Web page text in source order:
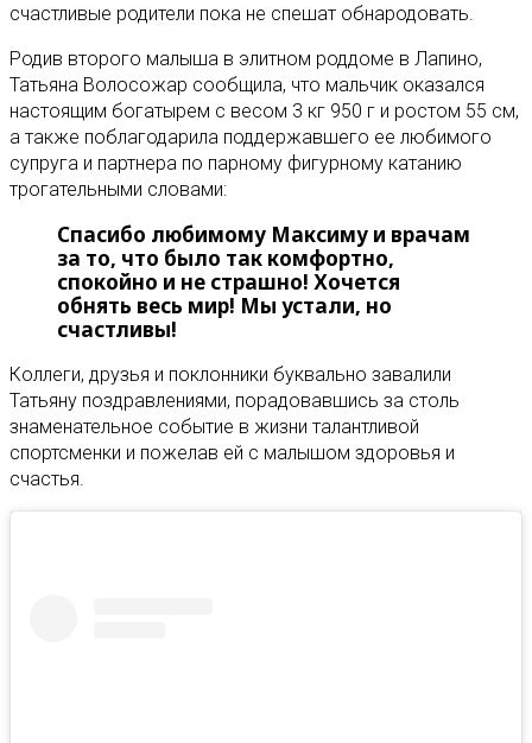
счастливые родители пока не спешат обнародовать.
Родив второго малыша в элитном роддоме в Лапино,
Татьяна Волосожар сообщила, что мальчик оказался
настоящим богатырем с весом 3 кг 950 г и ростом 55 см,
а также поблагодарила поддержавшего ее любимого
супруга и партнера по парному фигурному катанию
трогательными словами:
Спасибо любимому Максиму и врачам
за то, что было так комфортно,
спокойно и не страшно! Хочется
обнять весь мир! Мы устали, но
счастливы!
Коллеги, друзья и поклонники буквально завалили
Татьяну поздравлениями, порадовавшись за столь
знаменательное событие в жизни талантливой
спортсменки и пожелав ей с малышом здоровья и
счастья.